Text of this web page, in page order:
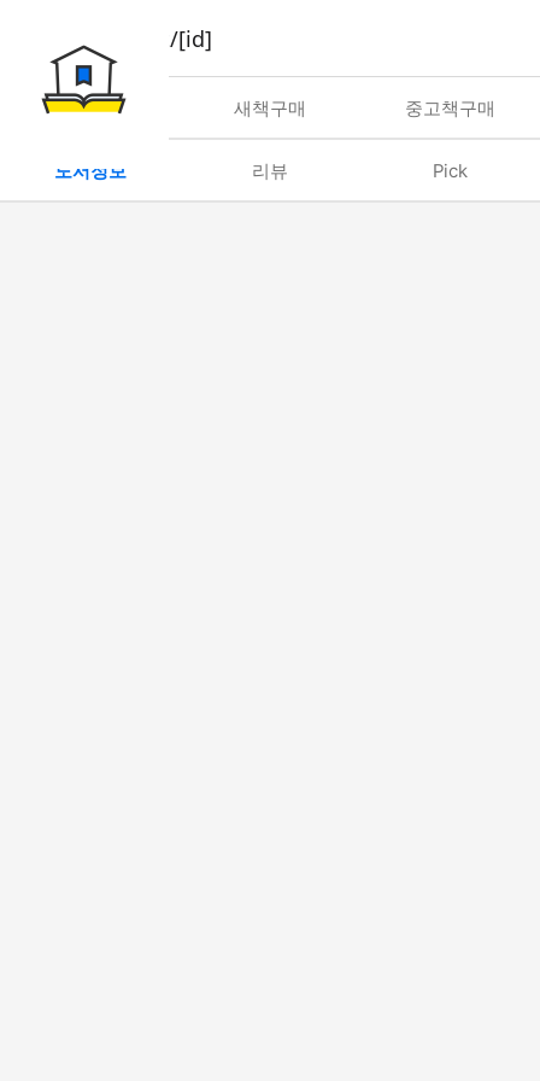
book/rent/[id]
대여 새책구매 중고책구매
도서정보 리뷰 Pick